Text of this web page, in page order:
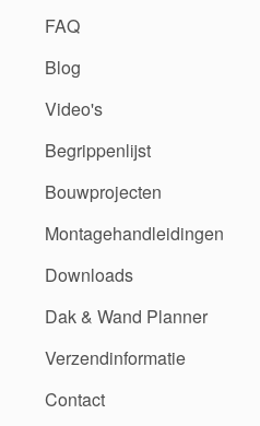
FAQ
Blog
Video's
Begrippenlijst
Bouwprojecten
Montagehandleidingen
Downloads
Dak & Wand Planner
Verzendinformatie
Contact